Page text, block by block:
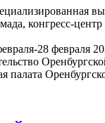
конгресс-центр
28 февраля
палата